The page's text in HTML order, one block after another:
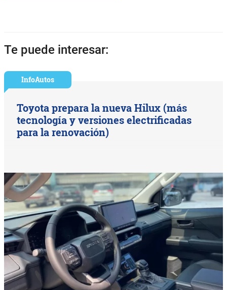
Te puede interesar:
InfoAutos
Toyota prepara la nueva Hilux (más
tecnología y versiones electrificadas
para la renovación)